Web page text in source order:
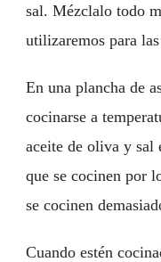
sal. Mézclalo todo
utilizaremos para las
En una plancha de
cocinarse a
aceite de oliva y sal
que se cocinen por
se cocinen
Cuando estén